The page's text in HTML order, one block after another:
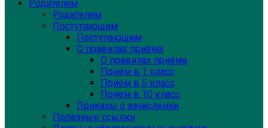
Родителям
Родителям
Поступающим
Поступающим
О правилах приёма
О правилах приёма
Приём в 1 класс
Приём в 5 класс
Приём в 10 класс
Приказы о зачислении
Полезные ссылки